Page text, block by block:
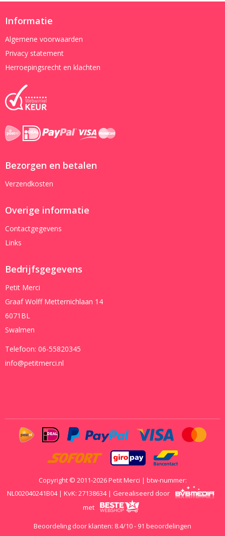
Informatie
Algemene voorwaarden
Privacy statement
Herroepingsrecht en klachten
Bezorgen en betalen
Verzendkosten
Overige informatie
Contactgegevens
Links
Bedrijfsgegevens
Petit Merci
Graaf Wolff Metternichlaan 14
6071BL
Swalmen
Telefoon: 06-55820345
info@petitmerci.nl
Copyright © 2011-2026 Petit Merci | btw-nummer:
NL002040241B04 | KvK: 27138634 | Gerealiseerd door
met
Beoordeling door klanten: 8.4/10- 91 beoordelingen